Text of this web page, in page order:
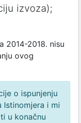
izvoza);
2014-2018. nisu
ovog
o ispunjenju
Istinomjera i mi
u konačnu